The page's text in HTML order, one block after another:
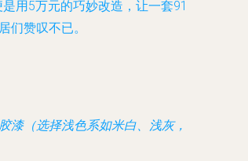
用5万元的巧妙改造，让一套91
们赞叹不已。
漆（选择浅色系如米白、浅灰，